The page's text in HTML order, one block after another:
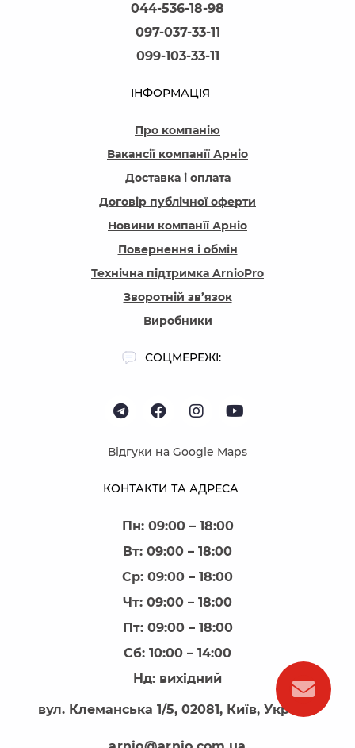
044-536-18-98
097-037-33-11
099-103-33-11
КОНТАКТИ ТА АДРЕСА
Пн: 09:00 – 18:00
Вт: 09:00 – 18:00
Ср: 09:00 – 18:00
Чт: 09:00 – 18:00
Пт: 09:00 – 18:00
Сб: 10:00 – 14:00
Нд: вихідний
вул. Клеманська 1/5, 02081, Київ, Україна
ІНФОРМАЦІЯ
Про компанію
Вакансії компанїї Арніо
Доставка і оплата
Договір публічної оферти
Новини компанїї Арніо
Повернення і обмін
Технічна підтримка ArnioPro
Зворотній зв’язок
Виробники
СОЦМЕРЕЖІ:
Відгуки на Google Maps